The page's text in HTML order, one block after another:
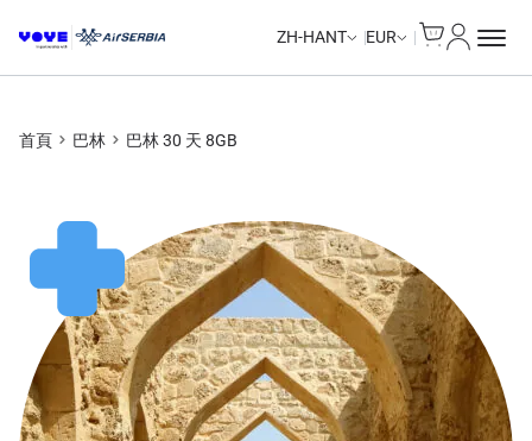
ZH-HANT EUR
首頁 巴林 巴林 30 天 8GB